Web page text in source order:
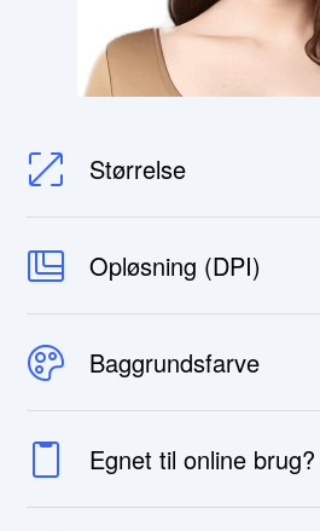
Størrelse
Opløsning (DPI)
Baggrundsfarve
Egnet til online brug?